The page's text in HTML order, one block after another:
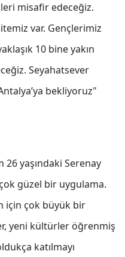
misafir edeceğiz.
var. Gençlerimiz
10 bine yakın
Seyahatsever
bekliyoruz"
26 yaşındaki Serenay
güzel bir uygulama.
için çok büyük bir
yeni kültürler öğrenmiş
katılmayı